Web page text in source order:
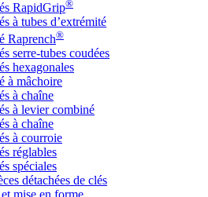
RapidGrip®
à tubes d’extrémité
Raprench®
serre-tubes coudées
hexagonales
à mâchoire
à chaîne
à levier combiné
à chaîne
à courroie
réglables
spéciales
détachées de clés